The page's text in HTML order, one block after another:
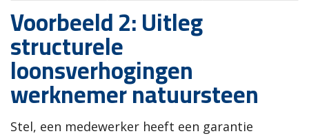
Voorbeeld 2: Uitleg
structurele
loonsverhogingen
werknemer natuursteen
Stel, een medewerker heeft een garantie